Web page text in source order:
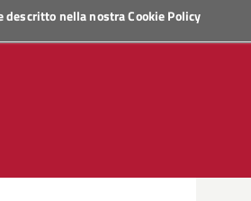
descritto nella nostraCookie Policy